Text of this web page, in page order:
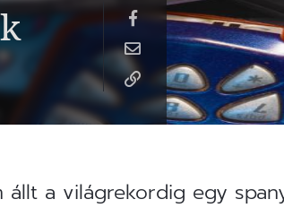
a világrekordig egy